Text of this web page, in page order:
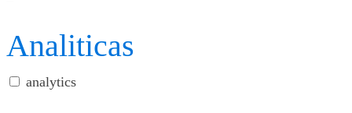
Analiticas
analytics